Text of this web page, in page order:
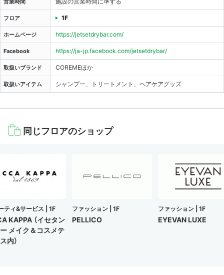
フロア 1F
ホームページ https://jetsetdrybar.com/
Facebook https://ja-jp.facebook.com/jetsetdrybar/
取扱いブランド COREMEほか
取扱いアイテム シャンプー、トリートメント、ヘアケアグッズ
同じフロアのショップ
ティ&サービス | 1F
KAPPA （イセタン
メイク＆コスメテ
内）
ファッション | 1F
PELLICO
ファッション | 1F
EYEVAN LUXE